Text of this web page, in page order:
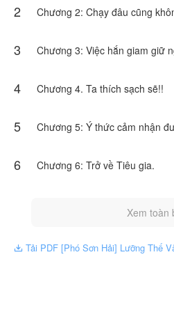
2 Chương 2: Chạy đâu cũng
3 Chương 3: Việc hắn giam giữ
4 Chương 4. Ta thích sạch sẽ!!
5 Chương 5: Ý thức cảm nhận
6 Chương 6: Trở về Tiêu gia.
Xem toàn
 Tải PDF [Phó Sơn Hải] Lưỡng Thế